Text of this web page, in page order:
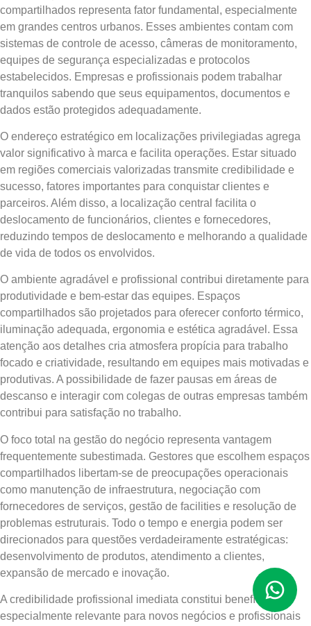
compartilhados representa fator fundamental, especialmente
em grandes centros urbanos. Esses ambientes contam com
sistemas de controle de acesso, câmeras de monitoramento,
equipes de segurança especializadas e protocolos
estabelecidos. Empresas e profissionais podem trabalhar
tranquilos sabendo que seus equipamentos, documentos e
dados estão protegidos adequadamente.
O endereço estratégico em localizações privilegiadas agrega
valor significativo à marca e facilita operações. Estar situado
em regiões comerciais valorizadas transmite credibilidade e
sucesso, fatores importantes para conquistar clientes e
parceiros. Além disso, a localização central facilita o
deslocamento de funcionários, clientes e fornecedores,
reduzindo tempos de deslocamento e melhorando a qualidade
de vida de todos os envolvidos.
O ambiente agradável e profissional contribui diretamente para
produtividade e bem-estar das equipes. Espaços
compartilhados são projetados para oferecer conforto térmico,
iluminação adequada, ergonomia e estética agradável. Essa
atenção aos detalhes cria atmosfera propícia para trabalho
focado e criatividade, resultando em equipes mais motivadas e
produtivas. A possibilidade de fazer pausas em áreas de
descanso e interagir com colegas de outras empresas também
contribui para satisfação no trabalho.
O foco total na gestão do negócio representa vantagem
frequentemente subestimada. Gestores que escolhem espaços
compartilhados libertam-se de preocupações operacionais
como manutenção de infraestrutura, negociação com
fornecedores de serviços, gestão de facilities e resolução de
problemas estruturais. Todo o tempo e energia podem ser
direcionados para questões verdadeiramente estratégicas:
desenvolvimento de produtos, atendimento a clientes,
expansão de mercado e inovação.
A credibilidade profissional imediata constitui benefício
especialmente relevante para novos negócios e profissionais